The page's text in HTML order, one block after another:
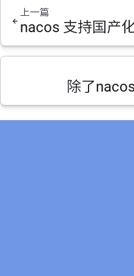
上一篇
nacos 支持国产
除了